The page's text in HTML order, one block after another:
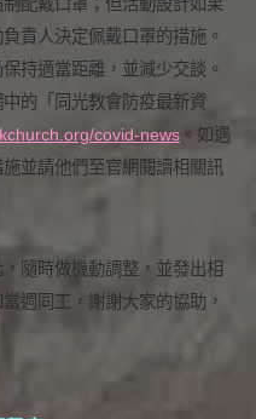
責人決定佩戴口罩的措施。
持適當距離，並減少交談。
的「同光教會防疫最新資
covid-news 。如遇
並請他們至官網閱讀相關訊
隨時做機動調整，並發出相
週同工，謝謝大家的協助，